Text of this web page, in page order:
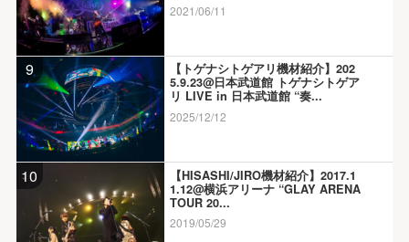
2021/06/11
9
【トゲナシトゲアリ機材紹介】202
5.9.23@日本武道館 トゲナシトゲア
リ LIVE in 日本武道館 “奏...
2025/12/12
10
【HISASHI/JIRO機材紹介】2017.1
1.12@横浜アリーナ “GLAY ARENA
TOUR 20...
2019/05/29